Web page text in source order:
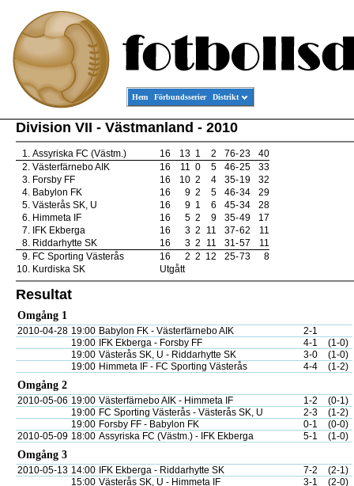
Hem Förbundsserier Distrikt
Division VII - Västmanland - 2010
1. Assyriska FC (Västm.) 16 13 1 2 76-23
40
2. Västerfärnebo AIK 16 11 0 5 46-25
33
3. Forsby FF 16 10 2 4 35-19
32
4. Babylon FK 16 9 2 5 46-34
29
5. Västerås SK, U 16 9 1 6 45-34
28
6. Himmeta IF 16 5 2 9 35-49
17
7. IFK Ekberga 16 3 2 11 37-62
11
8. Riddarhytte SK 16 3 2 11 31-57
11
9. FC Sporting Västerås 16 2 2 12 25-73
8
10. Kurdiska SK Utgått
Resultat
Omgång 1
2010-04-28 19:00 Babylon FK - Västerfärnebo AIK
2-1
19:00
IFK Ekberga - Forsby FF 4-1
(1-0)
19:00 Västerås SK, U - Riddarhytte SK 3-0
(1-0)
19:00 Himmeta IF - FC Sporting Västerås 4-4 (1-2)
Omgång 2
2010-05-06 19:00 Västerfärnebo AIK - Himmeta IF 1-2
(0-1)
19:00 FC Sporting Västerås - Västerås SK, U 2-3
(1-2)
19:00 Forsby FF - Babylon FK 0-1
(0-0)
2010-05-09 18:00 Assyriska FC (Västm.) - IFK Ekberga 5-1 (1-0)
Omgång 3
2010-05-13 14:00 IFK Ekberga - Riddarhytte SK 7-2
(2-1)
15:00 Västerås SK, U - Himmeta IF 3-1
(2-0)